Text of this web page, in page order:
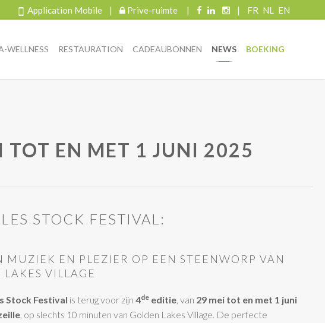
Application Mobile | Prive-ruimte | | FR NL EN
WELLNESS RESTAURATION CADEAUBONNEN NEWS BOEKING
TOT EN MET 1 JUNI 2025
STOCK FESTIVAL:
MUZIEK EN PLEZIER OP EEN STEENWORP VAN
LAKES VILLAGE
Stock Festival is terug voor zijn 4de editie, van 29 mei tot en met 1 juni
, op slechts 10 minuten van Golden Lakes Village. De perfecte